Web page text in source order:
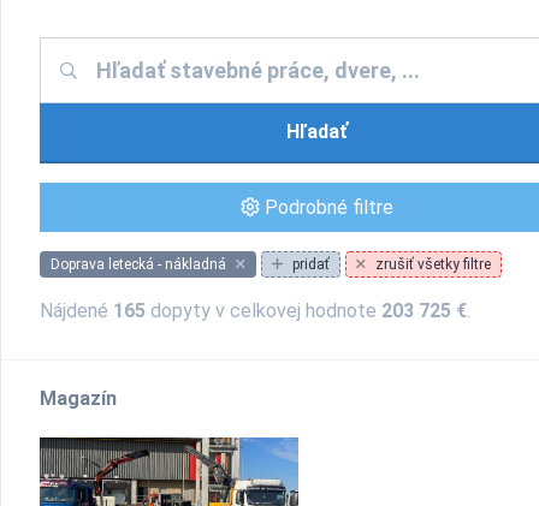
Hľadať
Podrobné filtre
Doprava letecká - nákladná pridať zrušiť všetky filtre
Nájdené 165 dopyty v celkovej hodnote 203 725 €.
Magazín